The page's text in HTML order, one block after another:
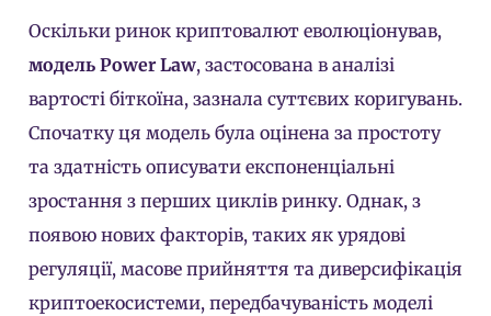
Оскільки ринок криптовалют еволюціонував,
модель Power Law, застосована в аналізі
вартості біткоїна, зазнала суттєвих коригувань.
Спочатку ця модель була оцінена за простоту
та здатність описувати експоненціальні
зростання з перших циклів ринку. Однак, з
появою нових факторів, таких як урядові
регуляції, масове прийняття та диверсифікація
криптоекосистеми, передбачуваність моделі